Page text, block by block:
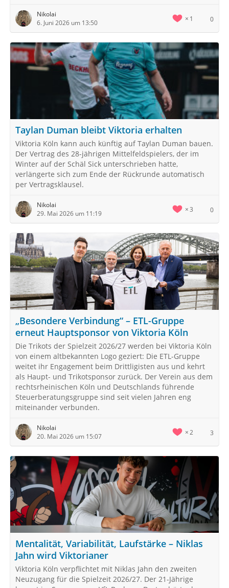
Nikolai
6. Juni 2026 um 13:50
1 0
Taylan Duman bleibt Viktoria erhalten
Viktoria Köln kann auch künftig auf Taylan Duman bauen.
Der Vertrag des 28-jährigen Mittelfeldspielers, der im
Winter auf der Schäl Sick unterschrieben hatte,
verlängerte sich zum Ende der Rückrunde automatisch
per Vertragsklausel.
Nikolai
29. Mai 2026 um 11:19
3 0
„Besondere Verbindung“ – ETL-Gruppe
erneut Hauptsponsor von Viktoria Köln
Die Trikots der Spielzeit 2026/27 werden bei Viktoria Köln
von einem altbekannten Logo geziert: Die ETL-Gruppe
weitet ihr Engagement beim Drittligisten aus und kehrt
als Haupt- und Trikotsponsor zurück. Der Verein aus dem
rechtsrheinischen Köln und Deutschlands führende
Steuerberatungsgruppe sind seit vielen Jahren eng
miteinander verbunden.
Nikolai
20. Mai 2026 um 15:07
2 3
Mentalität, Variabilität, Laufstärke – Niklas
Jahn wird Viktorianer
Viktoria Köln verpflichtet mit Niklas Jahn den zweiten
Neuzugang für die Spielzeit 2026/27. Der 21-Jährige